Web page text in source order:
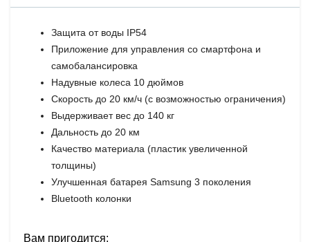
Защита от воды IP54
Приложение для управления со смартфона и
самобалансировка
Надувные колеса 10 дюймов
Скорость до 20 км/ч (с возможностью ограничения)
Выдерживает вес до 140 кг
Дальность до 20 км
Качество материала (пластик увеличенной
толщины)
Улучшенная батарея Samsung 3 поколения
Bluetooth колонки
Вам пригодится: